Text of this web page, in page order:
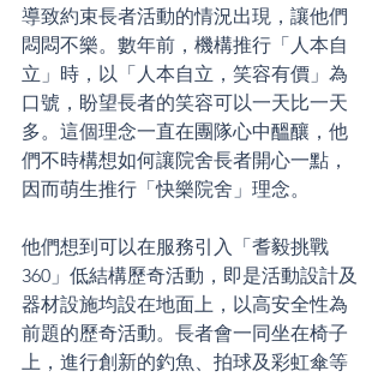
導致約束長者活動的情況出現，讓他們
悶悶不樂。數年前，機構推行「人本自
立」時，以「人本自立，笑容有價」為
口號，盼望長者的笑容可以一天比一天
多。這個理念一直在團隊心中醞釀，他
們不時構想如何讓院舍長者開心一點，
因而萌生推行「快樂院舍」理念。
他們想到可以在服務引入「耆毅挑戰
360」低結構歷奇活動，即是活動設計及
器材設施均設在地面上，以高安全性為
前題的歷奇活動。長者會一同坐在椅子
上，進行創新的釣魚、拍球及彩虹傘等